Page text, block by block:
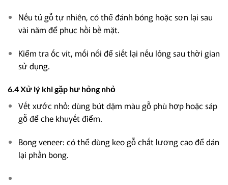
Nếu tủ gỗ tự nhiên, có thể đánh bóng hoặc sơn lại sau
vài năm để phục hồi bề mặt.
Kiểm tra ốc vít, mối nối để siết lại nếu lỏng sau thời gian
sử dụng.
6.4 Xử lý khi gặp hư hỏng nhỏ
Vết xước nhỏ: dùng bút dặm màu gỗ phù hợp hoặc sáp
gỗ để che khuyết điểm.
Bong veneer: có thể dùng keo gỗ chất lượng cao để dán
lại phần bong.